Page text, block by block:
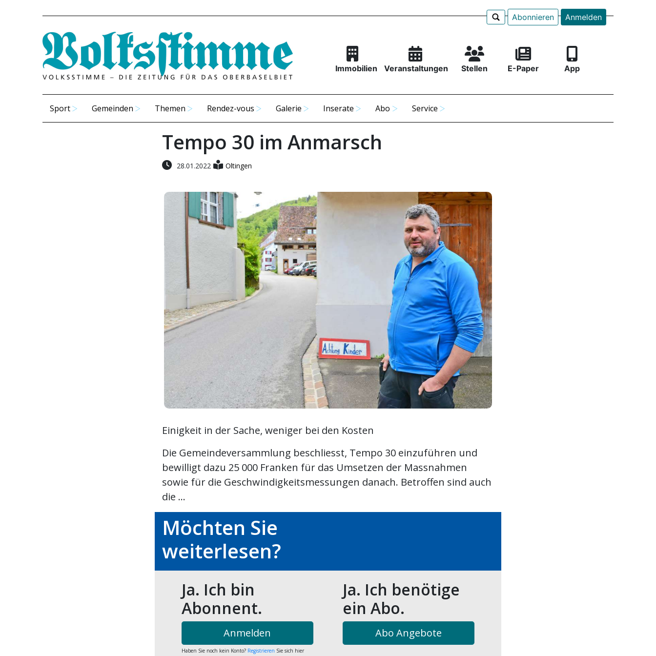
Abonnieren Anmelden
Immobilien Veranstaltungen Stellen E-Paper App
Sport Gemeinden Themen Rendez-vous Galerie Inserate Abo Service
Tempo 30 im Anmarsch
28.01.2022 Oltingen
Einigkeit in der Sache, weniger bei den Kosten
Die Gemeindeversammlung beschliesst, Tempo 30 einzuführen und
bewilligt dazu 25 000 Franken für das Umsetzen der Massnahmen
sowie für die Geschwindigkeitsmessungen danach. Betroffen sind auch
die ...
Möchten Sie
weiterlesen?
Ja. Ich bin
Abonnent.
Anmelden
Haben Sie noch kein Konto?Registrieren Sie sich hier
Ja. Ich benötige
ein Abo.
Abo Angebote